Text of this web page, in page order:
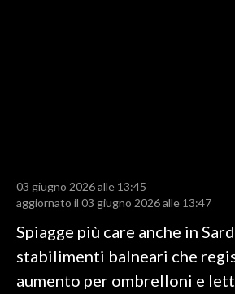
BASKET
MOTORI
03 giugno 2026 alle 13:45
aggiornato il 03 giugno 2026 alle 13:47
Spiagge più care anche in
stabilimenti balneari che
aumento per ombrelloni e